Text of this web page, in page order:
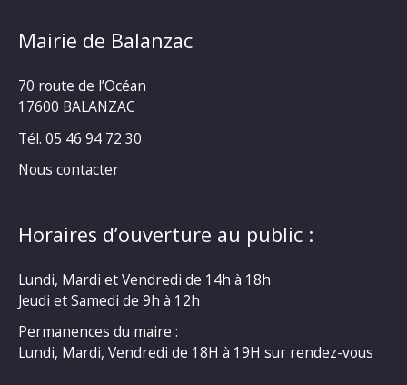
Mairie de Balanzac
70 route de l’Océan
17600 BALANZAC
Tél. 05 46 94 72 30
Nous contacter
Horaires d’ouverture au public :
Lundi, Mardi et Vendredi de 14h à 18h
Jeudi et Samedi de 9h à 12h
Permanences du maire :
Lundi, Mardi, Vendredi de 18H à 19H sur rendez-vous